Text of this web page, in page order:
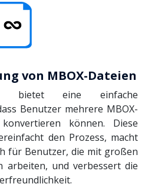
von MBOX-Dateien
bietet eine einfache
Benutzer mehrere MBOX-
können. Diese
den Prozess, macht
für Benutzer, die mit großen
arbeiten, und verbessert die